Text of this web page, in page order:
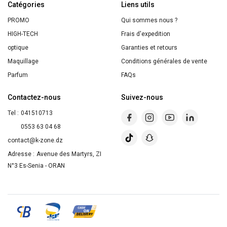
EAU
DE
PARFUM
Catégories
PROMO
HIGH-TECH
optique
Maquillage
Parfum
Liens utils
Qui sommes nous ?
Frais d'expedition
Garanties et retours
Conditions générales de vente
FAQs
Contactez-nous
Tel : 041510713
0553 63 04 68
contact@k-zone.dz
Adresse : Avenue des Martyrs, ZI
N°3 Es-Senia - ORAN
Suivez-nous